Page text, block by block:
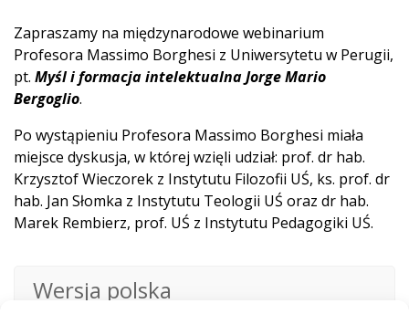
Zapraszamy na międzynarodowe webinarium
Profesora Massimo Borghesi z Uniwersytetu w Perugii,
pt. Myśl i formacja intelektualna Jorge Mario
Bergoglio.
Po wystąpieniu Profesora Massimo Borghesi miała
miejsce dyskusja, w której wzięli udział: prof. dr hab.
Krzysztof Wieczorek z Instytutu Filozofii UŚ, ks. prof. dr
hab. Jan Słomka z Instytutu Teologii UŚ oraz dr hab.
Marek Rembierz, prof. UŚ z Instytutu Pedagogiki UŚ.
Wersja polska